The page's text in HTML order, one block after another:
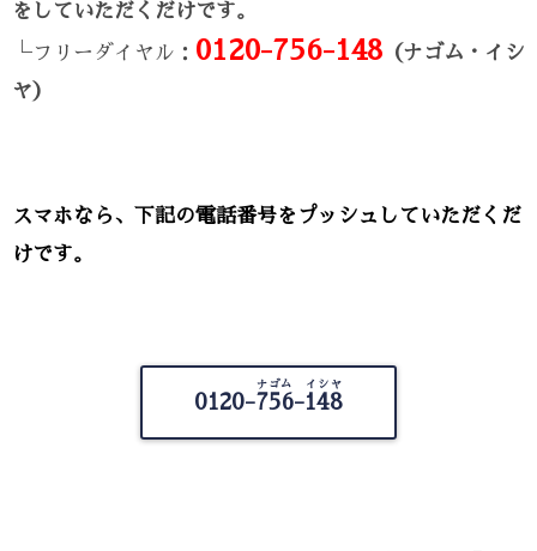
をしていただくだけです。
└フリーダイヤル： 0120-756-148 （ナゴム・イシ
ヤ）
スマホなら、下記の電話番号をプッシュしていただくだ
けです。
0120-756-148
ナゴム イシヤ